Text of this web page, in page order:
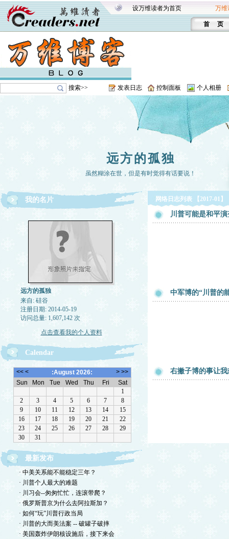
设万维读者为首页 万维
首 页
搜索>> 发表日志 控制面板 个人相册
远方的孤独
虽然糊涂在世，但是有时觉得有话要说！
我的名片
远方的孤独
来自: 硅谷
注册日期: 2014-05-19
访问总量: 1,607,142 次
点击查看我的个人资料
Calendar
最新发布
· 中美关系能不能稳定三年？
· 川普个人最大的难题
· 川习会--匆匆忙忙，连滚带爬？
· 俄罗斯普京为什么去阿拉斯加？
· 如何“玩”川普行政当局
· 川普的大而美法案 -- 破罐子破摔
· 美国轰炸伊朗核设施后，接下来会
网络日志列表 【2017-01】
川普可能是和平
中军博的“川普的
右撇子博的事让